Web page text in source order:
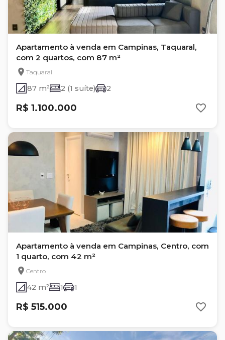
Apartamento à venda em Campinas, Taquaral,
com 2 quartos, com 87 m²
Taquaral
87 m² 2 (1 suíte) 2
R$ 1.100.000
Apartamento à venda em Campinas, Centro, com
1 quarto, com 42 m²
Centro
42 m² 1 1
R$ 515.000